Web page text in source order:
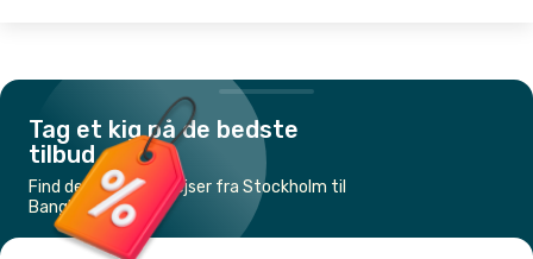
Tag et kig på de bedste
tilbud
Find de billigste flyrejser fra Stockholm til
Bangkok